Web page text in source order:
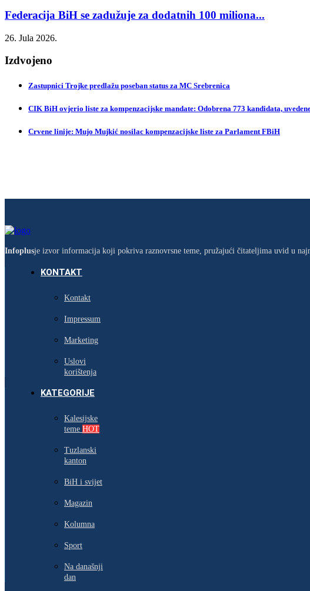
Federacija BiH se zadužuje za dodatnih 100 miliona...
26. Jula 2026.
Izdvojeno
Zastupnici Trojke predlažu poseban status za MC Srebrenica
CIK BiH ovjerio liste za kompenzacijske mandate: Odobrena 773 kandidata,
Crvene linije: Mujo Mujkić nosilac kompenzacijske liste za Parlament FBiH
Infoplusje izvor informacija koji pokriva raznovrsne teme, pružajući čitateljima uvid u
KONTAKT
Kontakt
Impressum
Marketing
Uslovi
korištenja
KATEGORIJE
Kalesijske
teme HOT
Tuzlanski
kanton
BiH i svijet
Magazin
Kolumna
Sport
Na današnji
dan